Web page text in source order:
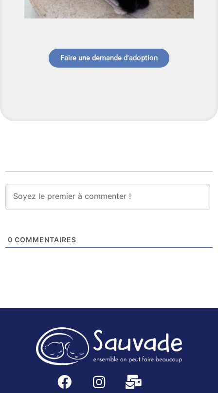
Faire une demande d'adoption
0 COMMENTAIRES